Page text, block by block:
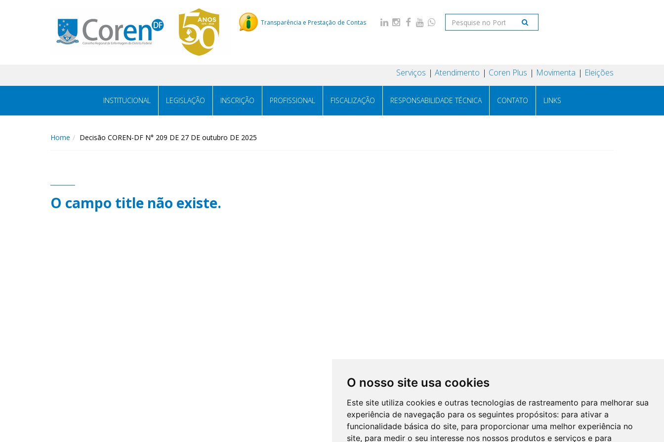
O nosso site usa cookies
Este site utiliza cookies e outras tecnologias de rastreamento para melhorar sua
experiência de navegação para os seguintes propósitos: para ativar a
funcionalidade básica do site, para proporcionar uma melhor experiência no
site, para medir o seu interesse nos nossos produtos e serviços e para
Transparência e Prestação de Contas
Serviços Atendimento Coren Plus Movimenta Eleições
INSTITUCIONAL LEGISLAÇÃO INSCRIÇÃO PROFISSIONAL FISCALIZAÇÃO RESPONSABILIDADE TÉCNICA CONTATO LINKS
Home Decisão COREN-DF N° 209 DE 27 DE outubro DE 2025
O campo title não existe.